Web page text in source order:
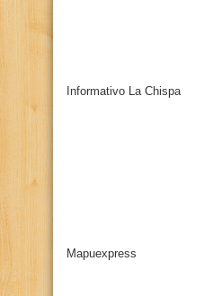
Informativo La Chispa
Mapuexpress